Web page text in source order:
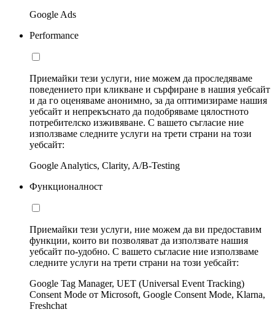
Google Ads
Performance
Приемайки тези услуги, ние можем да проследяваме
поведението при кликване и сърфиране в нашия уебсайт
и да го оценяваме анонимно, за да оптимизираме нашия
уебсайт и непрекъснато да подобряваме цялостното
потребителско изживяване. С вашето съгласие ние
използваме следните услуги на трети страни на този
уебсайт:
Google Analytics, Clarity, A/B-Testing
Функционалност
Приемайки тези услуги, ние можем да ви предоставим
функции, които ви позволяват да използвате нашия
уебсайт по-удобно. С вашето съгласие ние използваме
следните услуги на трети страни на този уебсайт:
Google Tag Manager, UET (Universal Event Tracking)
Consent Mode от Microsoft, Google Consent Mode, Klarna,
Freshchat